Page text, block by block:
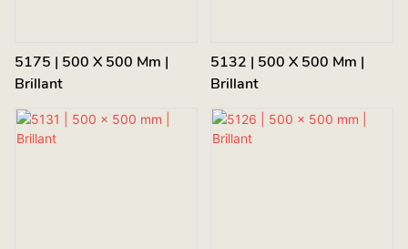
5175 | 500 X 500 Mm |
Brillant
5132 | 500 X 500 Mm |
Brillant